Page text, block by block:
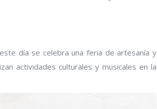
día se celebra una feria de artesanía y
actividades culturales y musicales en la